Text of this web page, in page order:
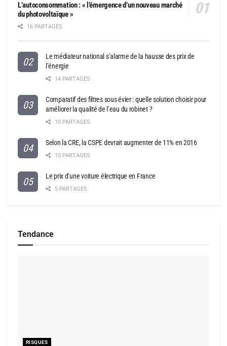
L’autoconsommation : « l’émergence d’un nouveau marché
du photovoltaïque »
16 PARTAGES
Le médiateur national s’alarme de la hausse des prix de
l’énergie
14 PARTAGES
Comparatif des filtres sous évier : quelle solution choisir pour
améliorer la qualité de l’eau du robinet ?
10 PARTAGES
Selon la CRE, la CSPE devrait augmenter de 11% en 2016
15 PARTAGES
Le prix d’une voiture électrique en France
5 PARTAGES
Tendance
RISQUES